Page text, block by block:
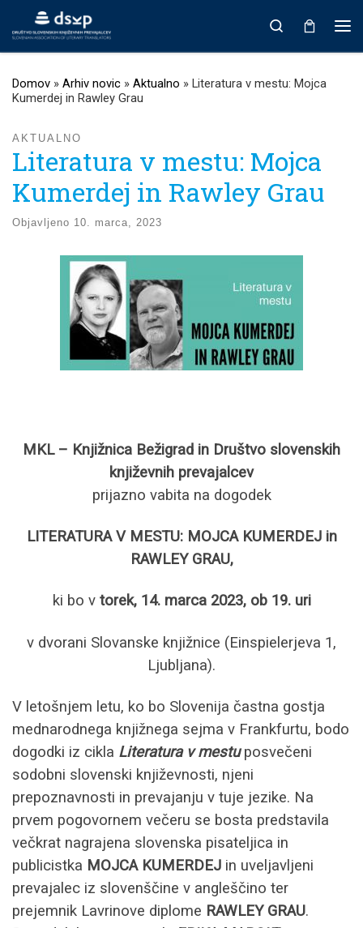
Prikaži vso vsebino
Search
Domov » Arhiv novic » Aktualno » Literatura v mestu: Mojca
Kumerdej in Rawley Grau
AKTUALNO
Literatura v mestu: Mojca
Kumerdej in Rawley Grau
Objavljeno 10. marca, 2023
MKL – Knjižnica Bežigrad in Društvo slovenskih
književnih prevajalcev
prijazno vabita na dogodek
LITERATURA V MESTU: MOJCA KUMERDEJ in
RAWLEY GRAU,
ki bo v torek, 14. marca 2023, ob 19. uri
v dvorani Slovanske knjižnice (Einspielerjeva 1,
Ljubljana).
V letošnjem letu, ko bo Slovenija častna gostja
mednarodnega knjižnega sejma v Frankfurtu, bodo
dogodki iz cikla Literatura v mestuposvečeni
sodobni slovenski književnosti, njeni
prepoznavnosti in prevajanju v tuje jezike. Na
prvem pogovornem večeru se bosta predstavila
večkrat nagrajena slovenska pisateljica in
publicistka MOJCA KUMERDEJ in uveljavljeni
prevajalec iz slovenščine v angleščino ter
prejemnik Lavrinove diplome RAWLEY GRAU.